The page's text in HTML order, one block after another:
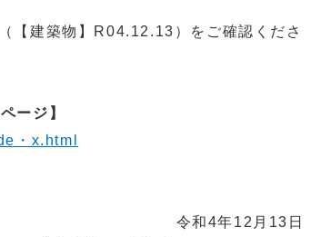
【建築物】R04.12.13）をご確認くださ
ページ】
・x.html
月13日